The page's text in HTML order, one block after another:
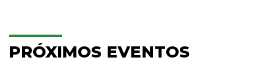
PRÓXIMOS EVENTOS